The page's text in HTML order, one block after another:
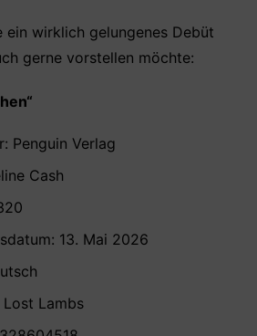
er
e
st
le
n
ein wirklich gelungenes Debüt
gerne vorstellen möchte:
“
Penguin Verlag
Cash
13. Mai 2026
Lambs